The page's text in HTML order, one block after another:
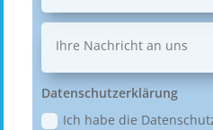
Datenschutzerklärung
Ich habe die